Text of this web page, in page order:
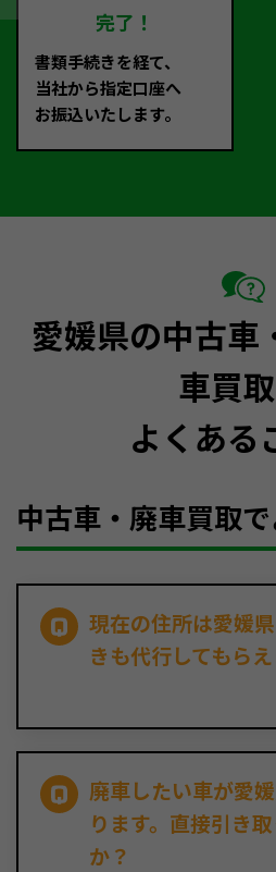
完了！
書類手続きを経て、
当社から指定口座へ
お振込いたします。
愛媛県の中古車
車買
よくある
中古車・廃車買取
現在の住所は愛媛
きも代行してもら
廃車したい車が愛
ります。直接引き
か？